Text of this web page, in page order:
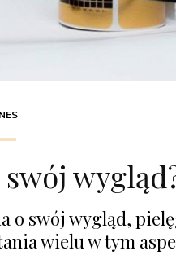
o swój wygląd,
wielu w tym